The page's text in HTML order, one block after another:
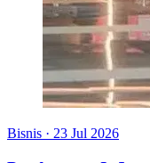
Bisnis · 23 Jul 2026